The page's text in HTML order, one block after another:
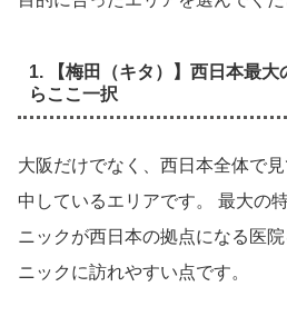
1. 【梅田（キタ）】西日本最大
らここ一択
大阪だけでなく、西日本全体で
中しているエリアです。 最大の
ニックが西日本の拠点になる医
ニックに訪れやすい点です。